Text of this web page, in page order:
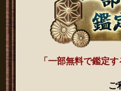
「一部無料で鑑定す
ご